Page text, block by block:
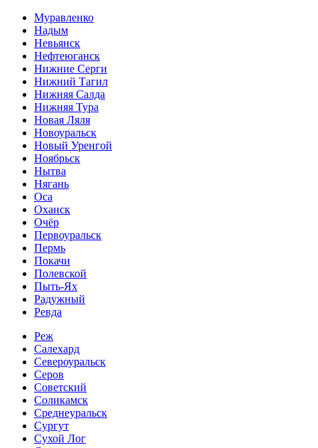
Муравленко
Надым
Невьянск
Нефтеюганск
Нижние Серги
Нижний Тагил
Нижняя Салда
Нижняя Тура
Новая Ляля
Новоуральск
Новый Уренгой
Ноябрьск
Нытва
Нягань
Оса
Оханск
Очёр
Первоуральск
Пермь
Покачи
Полевской
Пыть-Ях
Радужный
Ревда
Реж
Салехард
Североуральск
Серов
Советский
Соликамск
Среднеуральск
Сургут
Сухой Лог